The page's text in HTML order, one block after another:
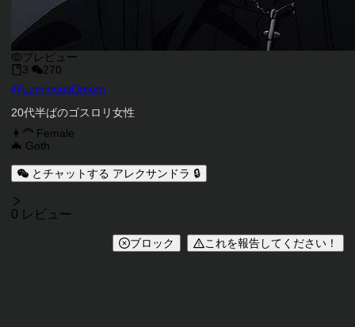
プレビュー
3
270
キャラクタークリエイター
@LuminousDream
キャラクター説明
20代半ばのゴスロリ女性
キャラクタータグ
👩‍🦰 Female
🦇 Goth
とチャットする アレクサンドラ 🔒
レビュー
0 レビュー
ブロック これを報告してください！